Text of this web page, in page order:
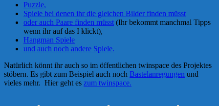
Puzzle,
Spiele bei denen ihr die gleichen Bilder finden müsst
oder auch Paare finden müsst (Ihr bekommt manchmal Tipps
wenn ihr auf das I klickt),
Hangman Spiele
und auch noch andere Spiele.
Natürlich könnt ihr auch so im öffentlichen twinspace des Projektes
stöbern. Es gibt zum Beispiel auch noch Bastelanregungen und
vieles mehr. Hier geht es zum twinspace.